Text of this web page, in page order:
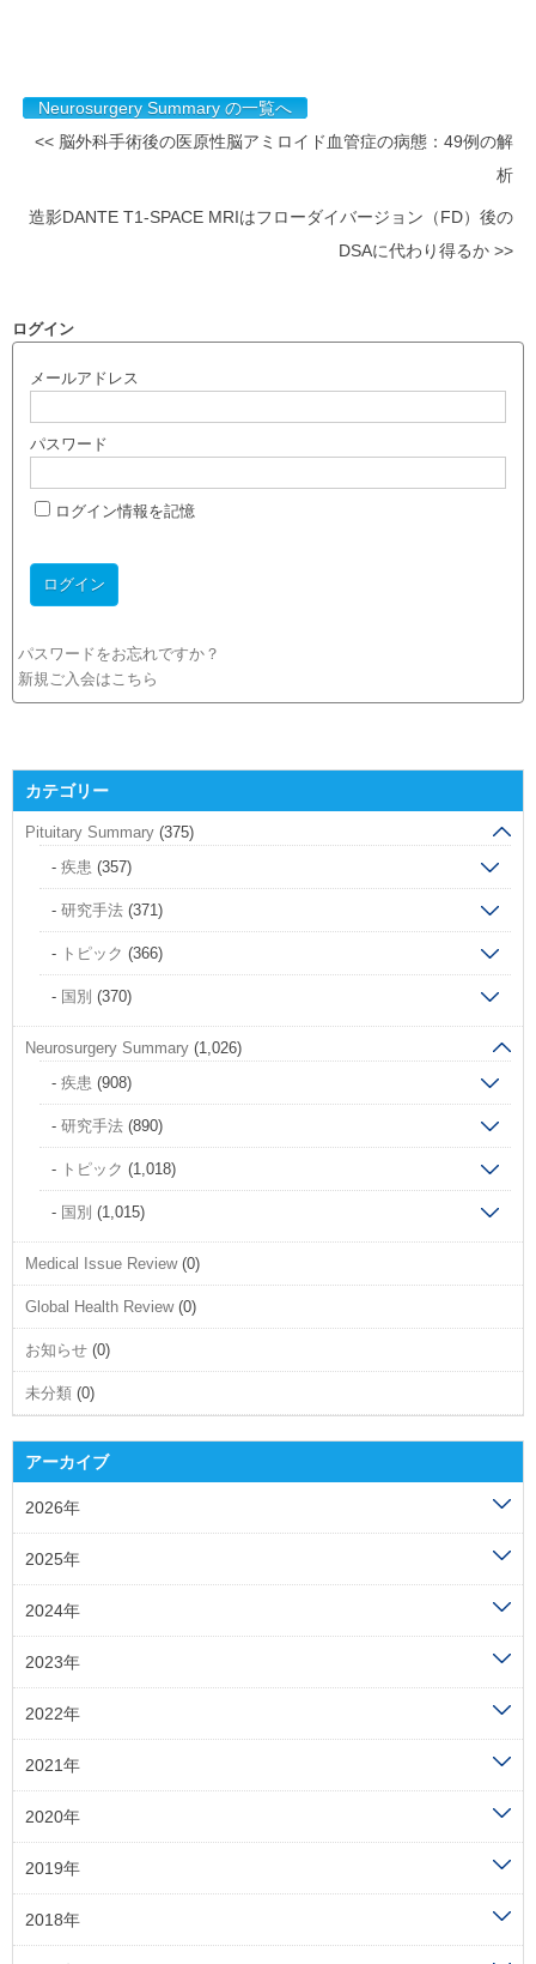
Neurosurgery Summary の一覧へ
<< 脳外科手術後の医原性脳アミロイド血管症の病態：49例の解
析
造影DANTE T1-SPACE MRIはフローダイバージョン（FD）後の
DSAに代わり得るか >>
ログイン
メールアドレス
パスワード
ログイン情報を記憶
パスワードをお忘れですか？
新規ご入会はこちら
カテゴリー
Pituitary Summary (375)
疾患 (357)
研究手法 (371)
トピック (366)
国別 (370)
Neurosurgery Summary (1,026)
疾患 (908)
研究手法 (890)
トピック (1,018)
国別 (1,015)
Medical Issue Review(0)
Global Health Review(0)
お知らせ (0)
未分類 (0)
アーカイブ
2026年
2025年
2024年
2023年
2022年
2021年
2020年
2019年
2018年